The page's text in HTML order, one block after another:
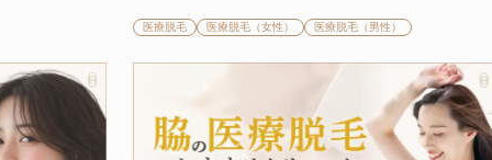
医療脱毛 医療脱毛（女性） 医療脱毛（男性）